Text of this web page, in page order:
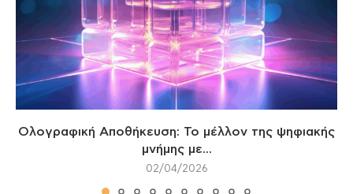
Ολογραφική Αποθήκευση: Το μέλλον της ψηφιακής
μνήμης με...
02/04/2026